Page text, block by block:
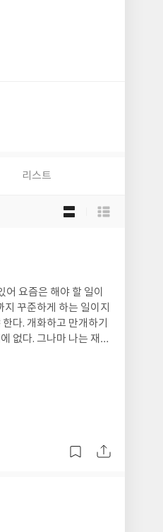
리스트
요즘은 해야 할 일이
꾸준하게 하는 일이지
다. 개화하고 만개하기
없다. 그나마 나는 재배
들고 마음은 바쁘지만
들게 살았는지 모르겠
하고 없기도 하는지라
삶을 어떻게 살아야 하
그것이 보통사람들의
있는지, 내가 원하는 삶
담고 있어 이성적이고
도 일상적인 내용을 담